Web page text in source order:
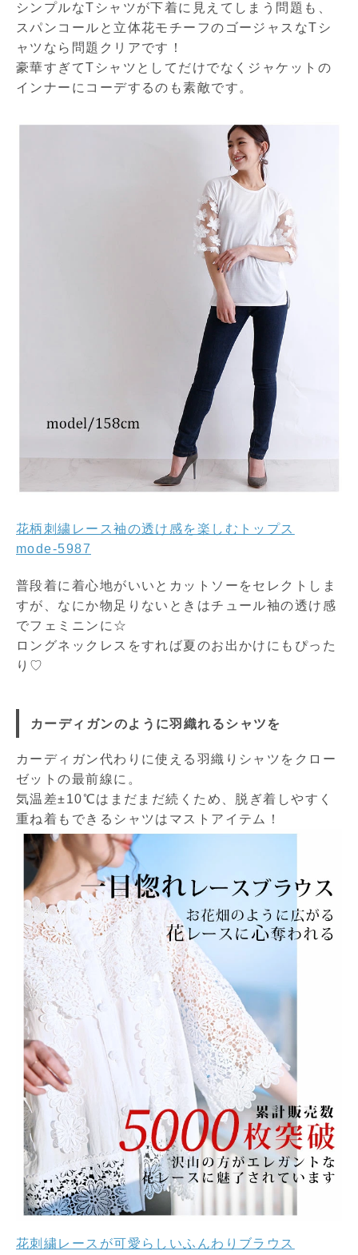
シンプルなTシャツが下着に見えてしまう問題も、
スパンコールと立体花モチーフのゴージャスなTシ
ャツなら問題クリアです！
豪華すぎてTシャツとしてだけでなくジャケットの
インナーにコーデするのも素敵です。
花柄刺繍レース袖の透け感を楽しむトップス
mode-5987
普段着に着心地がいいとカットソーをセレクトしま
すが、なにか物足りないときはチュール袖の透け感
でフェミニンに☆
ロングネックレスをすれば夏のお出かけにもぴった
り♡
カーディガンのように羽織れるシャツを
カーディガン代わりに使える羽織りシャツをクロー
ゼットの最前線に。
気温差±10℃はまだまだ続くため、脱ぎ着しやすく
重ね着もできるシャツはマストアイテム！
花刺繍レースが可愛らしいふんわりブラウス